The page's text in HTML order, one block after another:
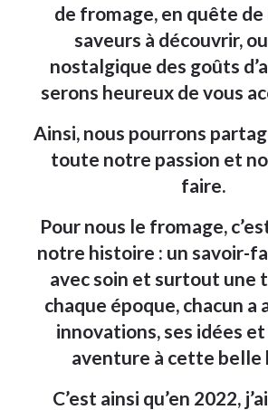
de fromage, en quête
saveurs à découvrir,
nostalgique des goûts
serons heureux de vous
Ainsi, nous pourrons
toute notre passion et
faire.
Pour nous le fromage,
notre histoire : un savoir-
avec soin et surtout une
chaque époque, chacun a
innovations, ses idées
aventure à cette belle
C’est ainsi qu’en 2022,